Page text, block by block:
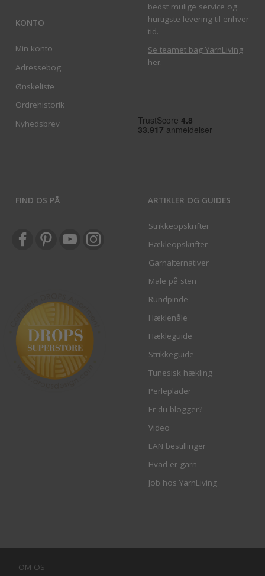
KONTO
Min konto
Adressebog
Ønskeliste
Ordrehistorik
Nyhedsbrev
bedst mulige service og
hurtigste levering til enhver
tid.
Se teamet bag YarnLiving
her.
FIND OS PÅ ARTIKLER OG GUIDES
Strikkeopskrifter
Hækleopskrifter
Garnalternativer
Male på sten
Rundpinde
Hæklenåle
Hækleguide
Strikkeguide
Tunesisk hækling
Perleplader
Er du blogger?
Video
EAN bestillinger
Hvad er garn
Job hos YarnLiving
OM OS